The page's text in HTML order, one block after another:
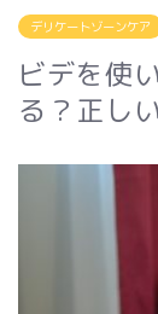
デリケートゾーンケア
ビデを使
る？正し